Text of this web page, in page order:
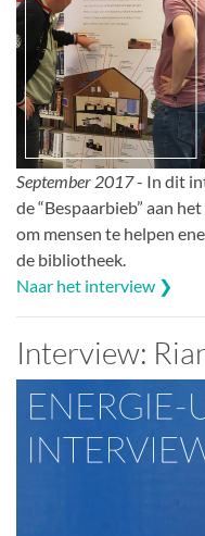
September 2017- In dit
de “Bespaarbieb” aan
om mensen te helpen
de bibliotheek.
Naar het interview ❯
Interview: